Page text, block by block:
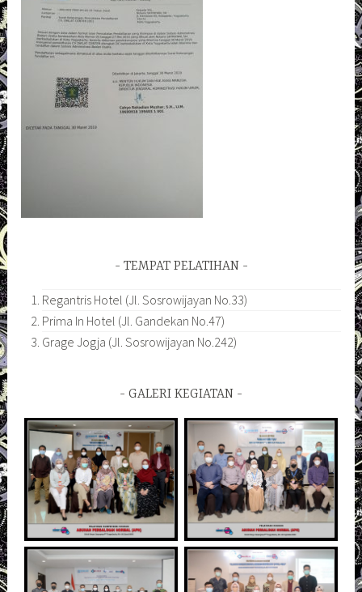
TEMPAT PELATIHAN
Regantris Hotel (Jl. Sosrowijayan No.33)
Prima In Hotel (Jl. Gandekan No.47)
Grage Jogja (Jl. Sosrowijayan No.242)
GALERI KEGIATAN